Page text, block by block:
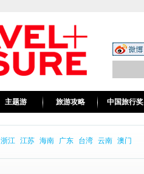
主题游 旅游攻略 中国旅行奖
浙江 江苏 海南 广东 台湾 云南 澳门